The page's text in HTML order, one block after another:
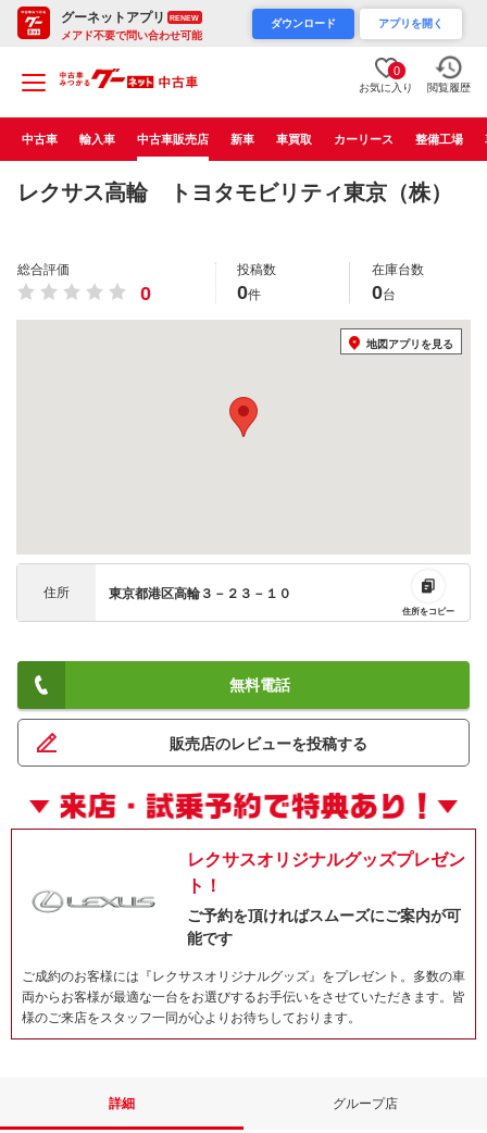
グーネットアプリ RENEW
メアド不要で問い合わせ可能
ダウンロード アプリを開く
0
お気に入り 閲覧履歴
中古車 輸入車 中古車販売店 新車 車買取 カーリース 整備工場
レクサス高輪 トヨタモビリティ東京（株）
総合評価
0
投稿数
0件
在庫台数
0台
地図アプリを見る
住所 東京都港区高輪３－２３－１０
住所をコピー
無料電話
販売店のレビューを投稿する
レクサスオリジナルグッズプレゼン
ト！
ご予約を頂ければスムーズにご案内が可
能です
ご成約のお客様には『レクサスオリジナルグッズ』をプレゼント。多数の車
両からお客様が最適な一台をお選びするお手伝いをさせていただきます。皆
様のご来店をスタッフ一同が心よりお待ちしております。
詳細 グループ店